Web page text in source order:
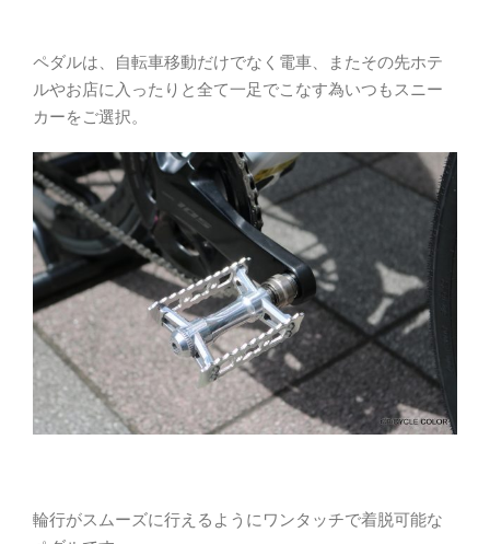
ペダルは、自転車移動だけでなく電車、またその先ホテ
ルやお店に入ったりと全て一足でこなす為いつもスニー
カーをご選択。
輪行がスムーズに行えるようにワンタッチで着脱可能な